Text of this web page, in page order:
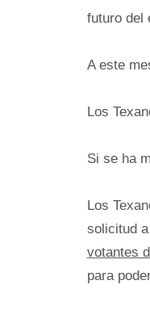
futuro del
A este
Los
Si se ha
Los
solicitud
votantes
para